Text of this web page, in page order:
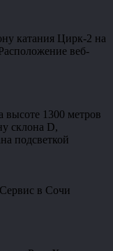
катания Цирк-2 на
веб-
высоте 1300 метров
склона D,
подсветкой
в Сочи